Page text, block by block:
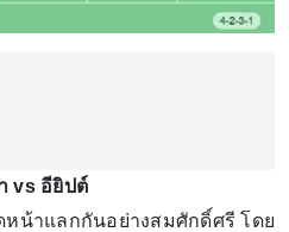
vs อียิปต์
หน้าแลกกันอย่างสมศักดิ์ศรี โดย